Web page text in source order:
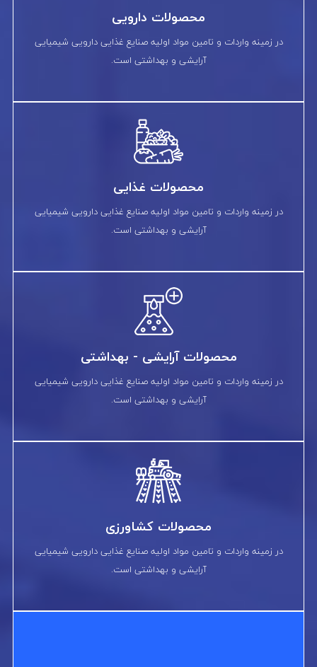
محصولات دارویی
در زمینه واردات و تامین مواد اولیه صنایع غذایی دارویی شیمیایی
آرایشی و بهداشتی است.
محصولات غذایی
در زمینه واردات و تامین مواد اولیه صنایع غذایی دارویی شیمیایی
آرایشی و بهداشتی است.
محصولات آرایشی - بهداشتی
در زمینه واردات و تامین مواد اولیه صنایع غذایی دارویی شیمیایی
آرایشی و بهداشتی است.
محصولات کشاورزی
در زمینه واردات و تامین مواد اولیه صنایع غذایی دارویی شیمیایی
آرایشی و بهداشتی است.